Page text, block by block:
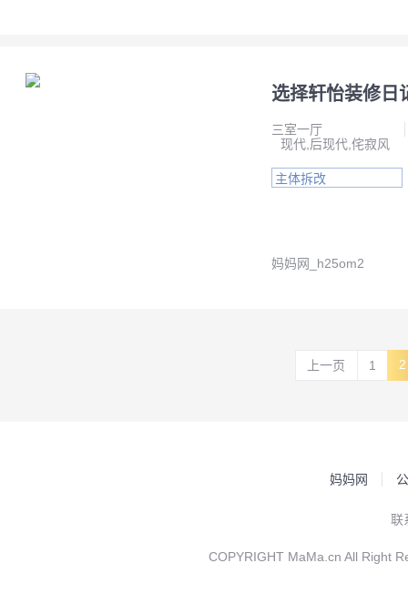
选择轩怡装修日
三室一厅
现代,后现代,侘寂风
主体拆改
妈妈网_h25om2
上一页 1 2
妈妈网
联
COPYRIGHT MaMa.cn All Right